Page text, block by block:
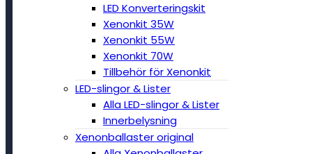
LED Konverteringskit
Xenonkit 35W
Xenonkit 55W
Xenonkit 70W
Tillbehör för Xenonkit
LED-slingor & Lister
Alla LED-slingor & Lister
Innerbelysning
Xenonballaster original